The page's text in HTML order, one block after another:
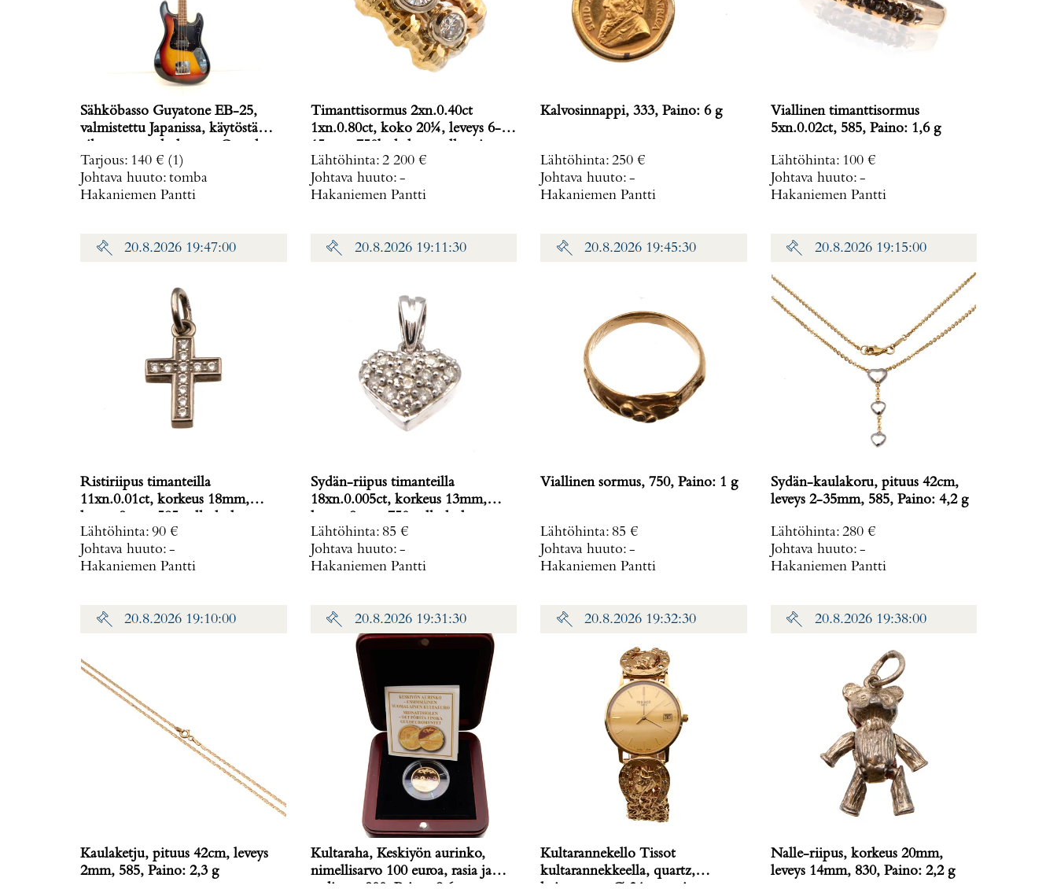
Sähköbasso Guyatone EB-25,
valmistettu Japanissa, käytöstä
panttilainaamoon
kuljetusmaksuista sopimiseksi.
Paino: 0 g
Tarjous: 140 € (1)
Johtava huuto: tomba
Hakaniemen Pantti
Timanttisormus 2xn.0.40ct
1xn.0.80ct, koko 20¼, leveys 6-
punakultaa, Paino: 11 g
Lähtöhinta: 2 200 €
Johtava huuto: -
Hakaniemen Pantti
Kalvosinnappi, 333, Paino: 6 g
Lähtöhinta: 250 €
Johtava huuto: -
Hakaniemen Pantti
Viallinen timanttisormus
5xn.0.02ct, 585, Paino: 1,6 g
Lähtöhinta: 100 €
Johtava huuto: -
Hakaniemen Pantti
20.8.2026 19:47:00
Ristiriipus timanteilla
11xn.0.01ct, korkeus 18mm,
Paino: 1,1 g
Lähtöhinta: 90 €
Johtava huuto: -
Hakaniemen Pantti
20.8.2026 19:11:30
Sydän-riipus timanteilla
18xn.0.005ct, korkeus 13mm,
Paino: 0,8 g
Lähtöhinta: 85 €
Johtava huuto: -
Hakaniemen Pantti
20.8.2026 19:45:30
Viallinen sormus, 750, Paino: 1 g
Lähtöhinta: 85 €
Johtava huuto: -
Hakaniemen Pantti
20.8.2026 19:15:00
Sydän-kaulakoru, pituus 42cm,
leveys 2-35mm, 585, Paino: 4,2 g
Lähtöhinta: 280 €
Johtava huuto: -
Hakaniemen Pantti
20.8.2026 19:10:00
Kaulaketju, pituus 42cm, leveys
2mm, 585, Paino: 2,3 g
20.8.2026 19:31:30
Kultaraha, Keskiyön aurinko,
nimellisarvo 100 euroa, rasia ja
20.8.2026 19:32:30
Kultarannekello Tissot
kultarannekkeella, quartz,
20.8.2026 19:38:00
Nalle-riipus, korkeus 20mm,
leveys 14mm, 830, Paino: 2,2 g